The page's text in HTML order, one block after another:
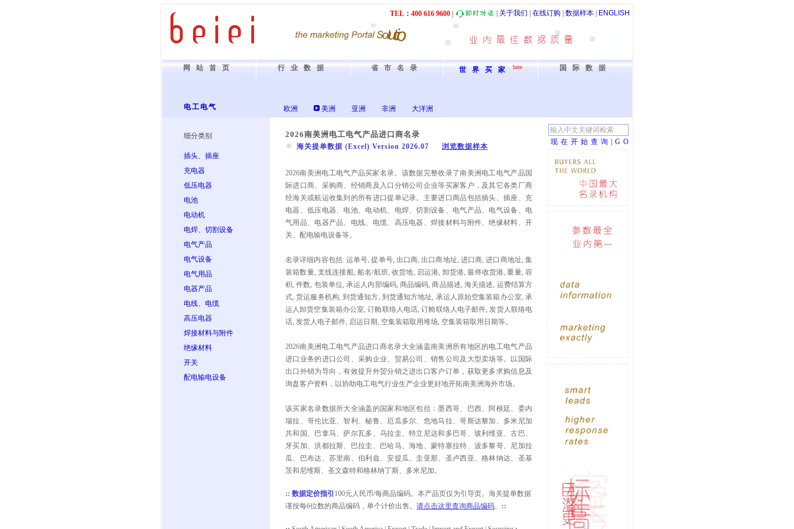
关于我们 在线订购 数据样本 ENGLISH
TEL：400 616 9600
网站首页 行业数据 省市名录 世界买家 here 国际数据
电工电气 欧洲 美洲 亚洲 非洲 大洋洲
细分类别
插头、插座
充电器
低压电器
电池
电动机
电焊、切割设备
电气产品
电气设备
电气用品
电器产品
电线、电缆
高压电器
焊接材料与附件
绝缘材料
开关
配电输电设备
2026南美洲电工电气产品进口商名录
海关提单数据 (Excel) Version 2026.07 浏览数据样本
2026南美洲电工电气产品买家名录。该数据完整收录了南美洲电工电气产品国
际进口商、采购商、经销商及入口分销公司企业等买家客户，及其它各类厂商
经海关或航运收集到的所有进口提单记录。主要进口商品包括插头、插座、充
电器、低压电器、电池、电动机、电焊、切割设备、电气产品、电气设备、电
气用品、电器产品、电线、电缆、高压电器、焊接材料与附件、绝缘材料、开
关、配电输电设备等。
名录详细内容包括: 运单号, 提单号, 出口商, 出口商地址, 进口商, 进口商地址, 集
装箱数量, 支线连接船, 船名/航班, 收货地, 启运港, 卸货港, 最终收货港, 重量, 容
积, 件数, 包装单位, 承运人内部编码, 商品编码, 商品描述, 海关描述, 运费结算方
式, 货运服务机构, 到货通知方, 到货通知方地址, 承运人原始空集装箱办公室, 承
运人卸货空集装箱办公室, 订舱联络人电话, 订舱联络人电子邮件, 发货人联络电
话, 发货人电子邮件, 启运日期, 空集装箱取用堆场, 空集装箱取用日期等。
2026南美洲电工电气产品进口商名录大全涵盖南美洲所有地区的电工电气产品
进口业务的进口公司、采购企业、贸易公司、销售公司及大型卖场等。以国际
出口外销为导向，有效提升外贸分销之进出口客户订单，获取更多求购信息及
询盘客户资料，以协助电工电气行业生产企业更好地开拓南美洲海外市场。
该买家名录数据所大全涵盖的国家和地区包括：墨西哥、巴西、阿根廷、委内
瑞拉、哥伦比亚、智利、秘鲁、厄瓜多尔、危地马拉、哥斯达黎加、多米尼加
共和国、巴拿马、萨尔瓦多、乌拉圭、特立尼达和多巴哥、玻利维亚、古巴、
牙买加、洪都拉斯、巴拉圭、巴哈马、海地、蒙特塞拉特、波多黎哥、尼加拉
瓜、巴布达、苏里南、伯利兹、安提瓜、圭亚那、圣卢西亚、格林纳达、圣基
茨和尼维斯、圣文森特和格林纳丁斯、多米尼加。
:: 数据定价指引 100元人民币/每商品编码。本产品页仅为引导页。海关提单数据
谨按每6位数的商品编码，单个计价出售。 请点击这里查询商品编码。 ::
现在开始查询|G O